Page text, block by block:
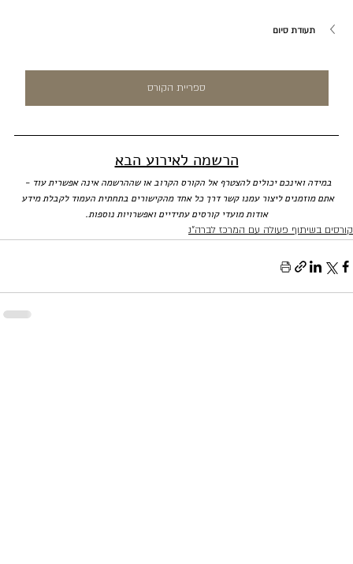
תעודת סיום
ספריית הקורס
הרשמה לאירוע הבא
במידה ואינכם יכולים להצטרף אל הקורס הקרוב או שההרשמה אינה אפשרית עוד -
אתם מוזמנים ליצור עמנו קשר דרך כל אחד מהקישורים בתחתית העמוד לקבלת מידע
אודות מועדי קורסים עתידיים ואפשרויות נוספות.
קורסים בשיתוף פעולה עם המרכז לברה"נ